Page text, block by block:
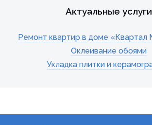
Актуальные услуги
Ремонт квартир в доме «Квартал
Оклеивание обоями
Укладка плитки и